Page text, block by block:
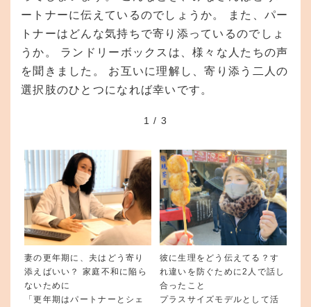
ートナーに伝えているのでしょうか。 また、パー
トナーはどんな気持ちで寄り添っているのでしょ
うか。 ランドリーボックスは、様々な人たちの声
を聞きました。 お互いに理解し、寄り添う二人の
選択肢のひとつになれば幸いです。
1 / 3
妻の更年期に、夫はどう寄り
添えばいい？ 家庭不和に陥ら
ないために
「更年期はパートナーとシェ
彼に生理をどう伝えてる？す
れ違いを防ぐために2人で話し
合ったこと
プラスサイズモデルとして活